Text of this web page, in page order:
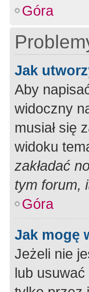
Góra
Jak
Aby
widoczny
musiał się
widoku
zakładać
tym forum,
Góra
Jak mogę
Jeżeli nie
lub